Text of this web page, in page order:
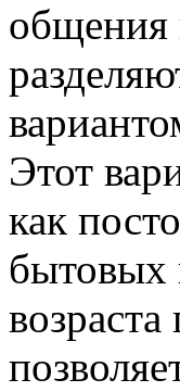
общения
Этот
как
бытовых